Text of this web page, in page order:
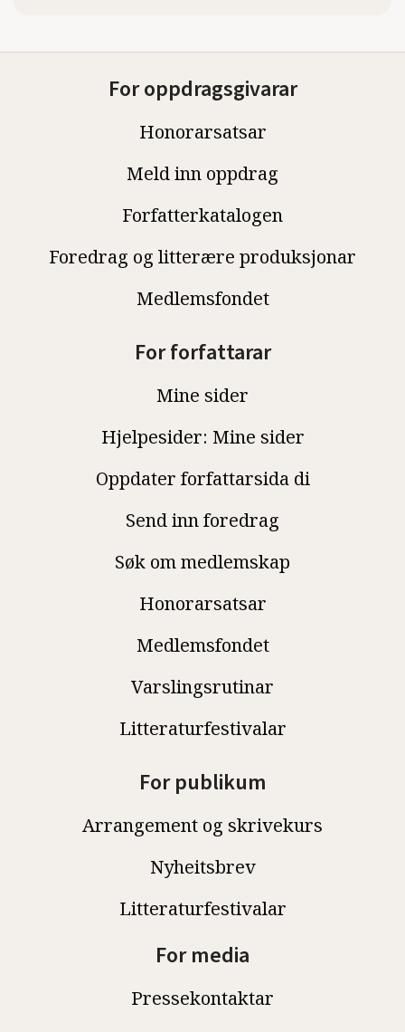
For oppdragsgivarar
Honorarsatsar
Meld inn oppdrag
Forfatterkatalogen
Foredrag og litterære produksjonar
Medlemsfondet
For forfattarar
Mine sider
Hjelpesider: Mine sider
Oppdater forfattarsida di
Send inn foredrag
Søk om medlemskap
Honorarsatsar
Medlemsfondet
Varslingsrutinar
Litteraturfestivalar
For publikum
Arrangement og skrivekurs
Nyheitsbrev
Litteraturfestivalar
For media
Pressekontaktar